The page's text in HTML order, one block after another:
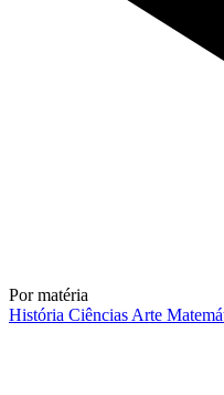
Por matéria
História Ciências Arte